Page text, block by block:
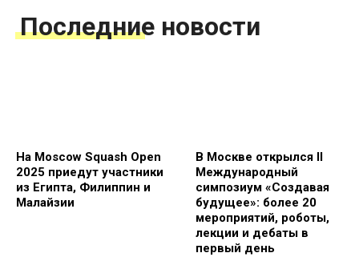
Последние новости
На Moscow Squash Open
2025 приедут участники
из Египта, Филиппин и
Малайзии
В Москве открылся II
Международный
симпозиум «Создавая
будущее»: более 20
мероприятий, роботы,
лекции и дебаты в
первый день